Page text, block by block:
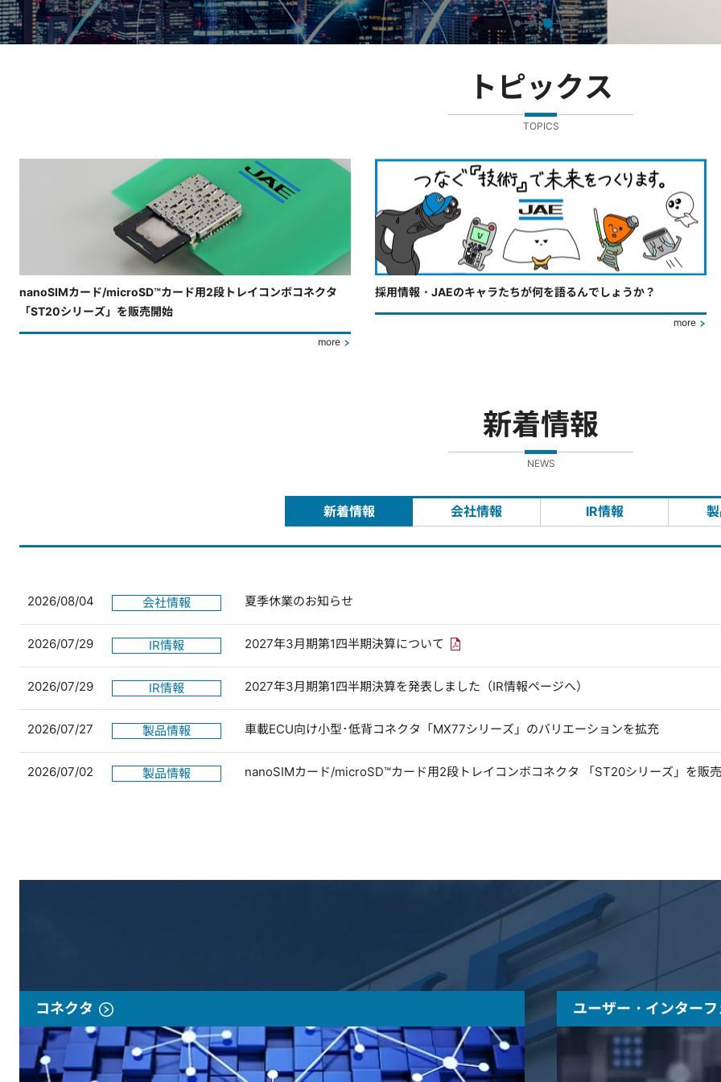
トピックス
TOPICS
nanoSIMカード/microSD™カード用2段トレイコンボコネクタ
「ST20シリーズ」を販売開始
more
採用情報・JAEのキャラたちが何を語るんでしょうか？
more
新着情報
NEWS
新着情報 会社情報 IR情報
2026/08/04 会社情報 夏季休業のお知らせ
2026/07/29 IR情報 2027年3月期第1四半期決算について PDFリンクを新しいウィンドウで開きます
2026/07/29 IR情報 2027年3月期第1四半期決算を発表しました（IR情報ページへ）
2026/07/27 製品情報 車載ECU向け小型･低背コネクタ「MX77シリーズ」のバリエーションを拡充
2026/07/02 製品情報 nanoSIMカード/microSD™カード用2段トレイコンボコネクタ 「ST20シリーズ」を販
コネクタ ユーザー・インター